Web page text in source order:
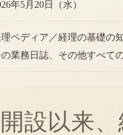
年5月20日（水）
ペディア／経理の基礎の
業務日誌、その他すべて
設以来